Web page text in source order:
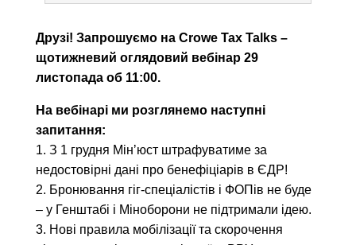
Друзі! Запрошуємо на Crowe Tax Talks –
щотижневий оглядовий вебінар 29
листопада об 11:00.
На вебінарі ми розглянемо наступні
запитання:
1. З 1 грудня Мінʼюст штрафуватиме за
недостовірні дані про бенефіціарів в ЄДР!
2. Бронювання гіг-спеціалістів і ФОПів не буде
– у Генштабі і Міноборони не підтримали ідею.
3. Нові правила мобілізації та скорочення